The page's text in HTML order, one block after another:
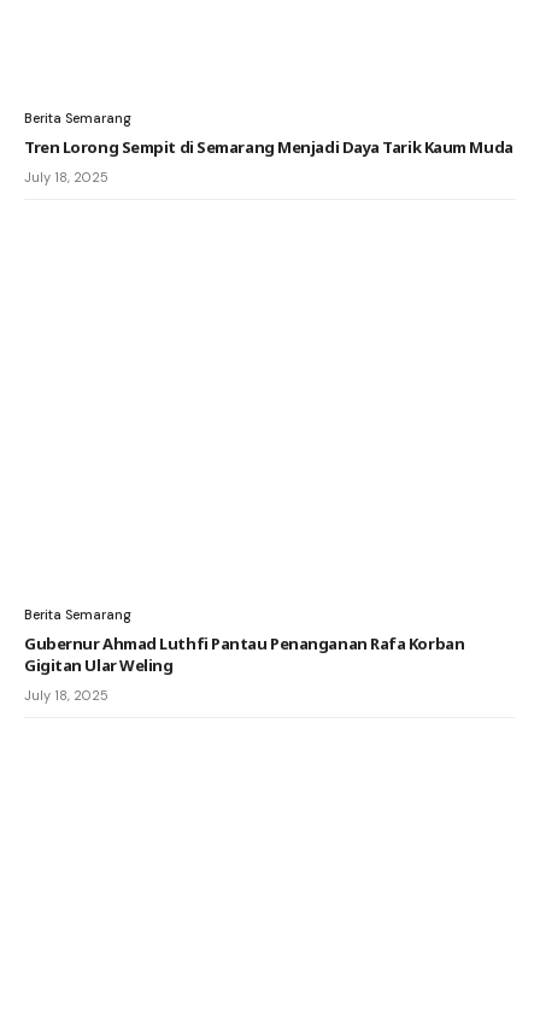
Berita Semarang
Tren Lorong Sempit di Semarang Menjadi Daya Tarik Kaum Muda
July 18, 2025
Berita Semarang
Gubernur Ahmad Luthfi Pantau Penanganan Rafa Korban
Gigitan Ular Weling
July 18, 2025